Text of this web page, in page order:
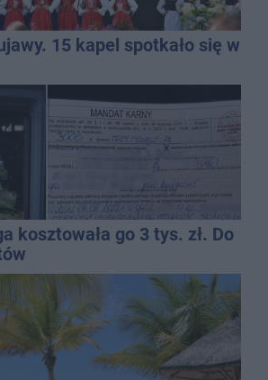
15 kapel spotkało się w
kosztowała go 3 tys. zł. Do